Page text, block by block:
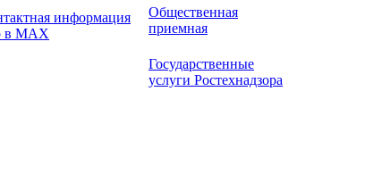
Общественная
приемная
Государственные
услуги Ростехнадзора